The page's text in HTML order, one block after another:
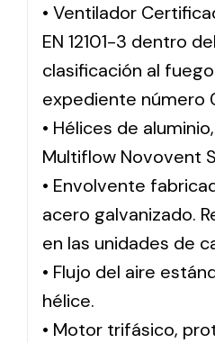
• Ventilador
EN 12101-3 dentro
clasificación al
expediente número
• Hélices de
Multiflow Novovent
• Envolvente
acero galvanizado.
en las unidades de
• Flujo del aire
hélice.
• Motor trifásico,